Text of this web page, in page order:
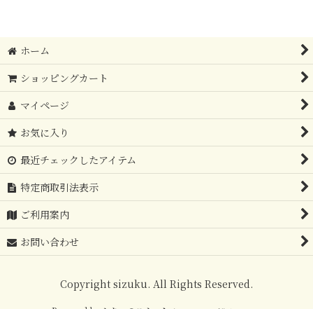
ホーム
ショッピングカート
マイページ
お気に入り
最近チェックしたアイテム
特定商取引法表示
ご利用案内
お問い合わせ
Copyright sizuku. All Rights Reserved.